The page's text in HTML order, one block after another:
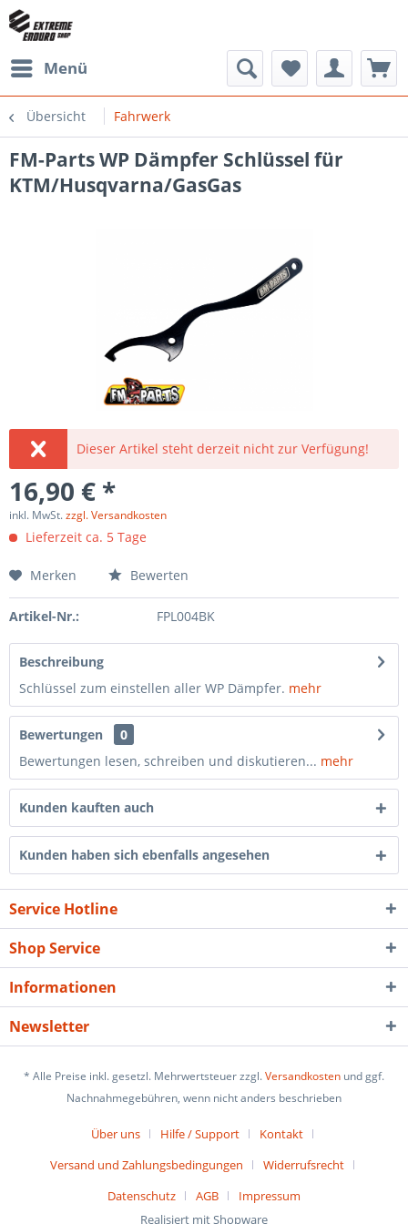
Menü
Übersicht Fahrwerk
FM-Parts WP Dämpfer Schlüssel für
KTM/Husqvarna/GasGas
Dieser Artikel steht derzeit nicht zur Verfügung!
16,90 € *
inkl. MwSt.zzgl. Versandkosten
Lieferzeit ca. 5 Tage
Merken Bewerten
Artikel-Nr.: FPL004BK
Beschreibung
Schlüssel zum einstellen aller WP Dämpfer. mehr
Bewertungen
0
Bewertungen lesen, schreiben und diskutieren... mehr
Kunden kauften auch
Kunden haben sich ebenfalls angesehen
Service Hotline
Shop Service
Informationen
Newsletter
* Alle Preise inkl. gesetzl. Mehrwertsteuer zzgl.Versandkosten und ggf.
Nachnahmegebühren, wenn nicht anders beschrieben
Über uns Hilfe / Support
Kontakt
Versand und Zahlungsbedingungen
Widerrufsrecht
Datenschutz
AGB
Impressum
Realisiert mit Shopware